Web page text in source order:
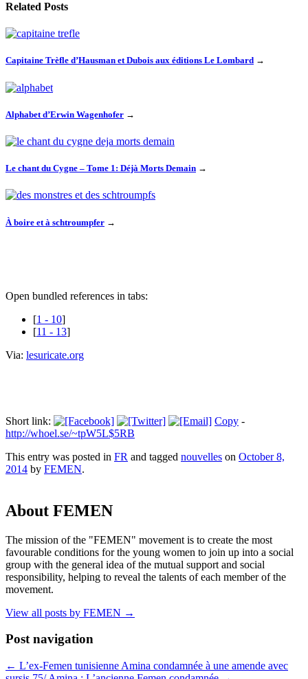
Related Posts
Capitaine Trèfle d’Hausman et Dubois aux éditions Le Lombard →
Alphabet d’Erwin Wagenhofer →
Le chant du Cygne – Tome 1: Déjà Morts Demain →
À boire et à schtroumpfer →
Open bundled references in tabs:
[1 - 10]
[11 - 13]
Via: lesuricate.org
Short link: Copy -
http://whoel.se/~tpW5L$5RB
This entry was posted in FR and tagged nouvelles on October 8,
2014 by FEMEN.
About FEMEN
The mission of the "FEMEN" movement is to create the most
favourable conditions for the young women to join up into a social
group with the general idea of the mutual support and social
responsibility, helping to reveal the talents of each member of the
movement.
View all posts by FEMEN →
Post navigation
← L’ex-Femen tunisienne Amina condamnée à une amende avec